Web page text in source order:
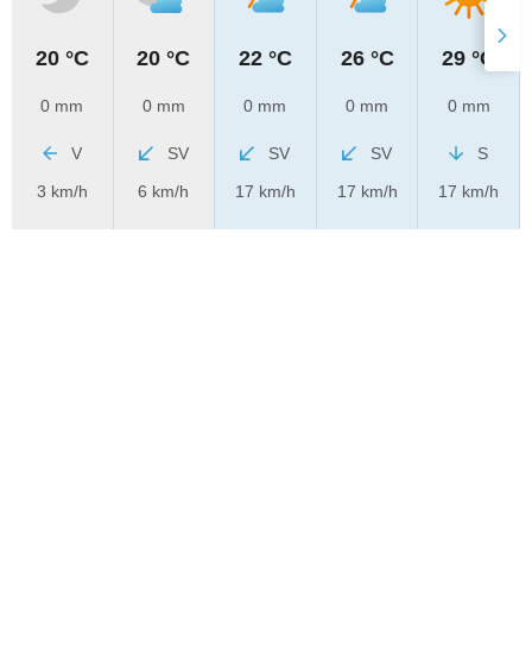
20 °C
0 mm
V
3 km/h
20 °C
0 mm
SV
6 km/h
22 °C
0 mm
SV
17 km/h
26 °C
0 mm
SV
17 km/h
29 °C
0 mm
S
17 km/h